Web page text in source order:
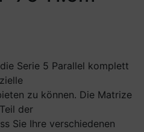
Serie 5 Parallel komplett
zu können. Die Matrize
der
Sie Ihre verschiedenen